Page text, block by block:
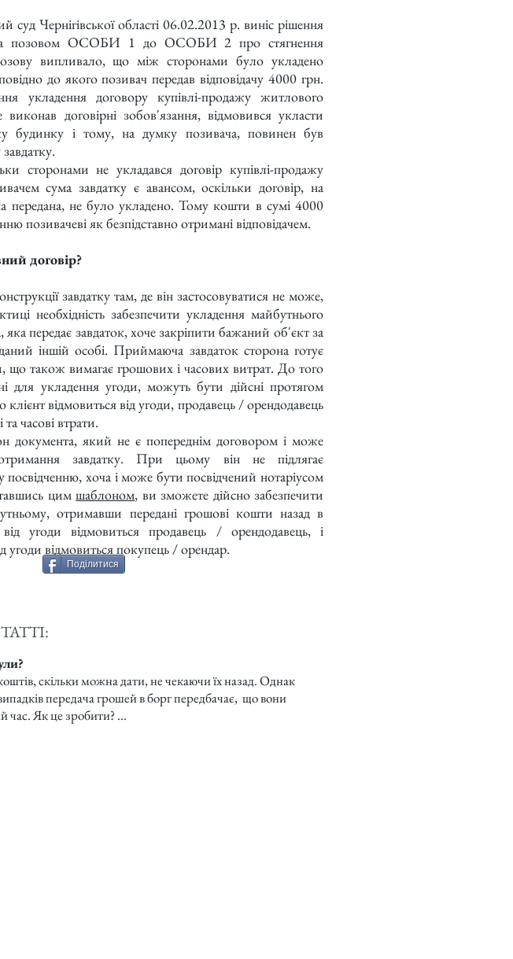
суд Чернігівської області 06.02.2013 р. виніс рішення
за позовом ОСОБИ 1 до ОСОБИ 2 про стягнення
випливало, що між сторонами було укладено
до якого позивач передав відповідачу 4000 грн.
укладення договору купівлі-продажу житлового
виконав договірні зобов'язання, відмовився укласти
будинку і тому, на думку позивача, повинен був
сторонами не укладався договір купівлі-продажу
сума завдатку є авансом, оскільки договір, на
передана, не було укладено. Тому кошти в сумі 4000
позивачеві як безпідставно отримані відповідачем.
договір?
завдатку там, де він застосовуватися не може,
необхідність забезпечити укладення майбутнього
передає завдаток, хоче закріпити бажаний об'єкт за
іншій особі. Приймаюча завдаток сторона готує
що також вимагає грошових і часових витрат. До того
для укладення угоди, можуть бути дійсні протягом
відмовиться від угоди, продавець / орендодавець
часові втрати.
який не є попереднім договором і може
завдатку. При цьому він не підлягає
хоча і може бути посвідчений нотаріусом
цимшаблоном, ви зможете дійсно забезпечити
отримавши передані грошові кошти назад в
угоди відмовиться продавець / орендодавець, і
відмовиться покупець / орендар.
Поділитися
скільки можна дати, не чекаючи їх назад. Однак
передача грошей в борг передбачає, що вони
час. Як це зробити? ...